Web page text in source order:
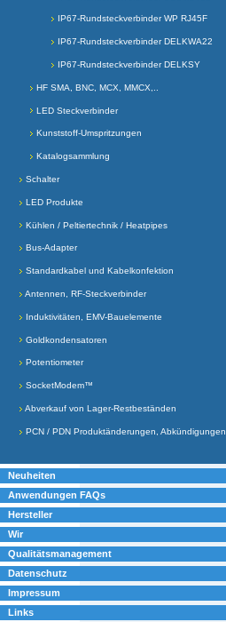
IP67-Rundsteckverbinder WP RJ45F
IP67-Rundsteckverbinder DELKWA22
IP67-Rundsteckverbinder DELKSY
HF SMA, BNC, MCX, MMCX,..
LED Steckverbinder
Kunststoff-Umspritzungen
Katalogsammlung
Schalter
LED Produkte
Kühlen / Peltiertechnik / Heatpipes
Bus-Adapter
Standardkabel und Kabelkonfektion
Antennen, RF-Steckverbinder
Induktivitäten, EMV-Bauelemente
Goldkondensatoren
Potentiometer
SocketModem™
Abverkauf von Lager-Restbeständen
PCN / PDN Produktänderungen, Abkündigungen
Neuheiten
Anwendungen FAQs
Hersteller
Wir
Qualitätsmanagement
Datenschutz
Impressum
Links